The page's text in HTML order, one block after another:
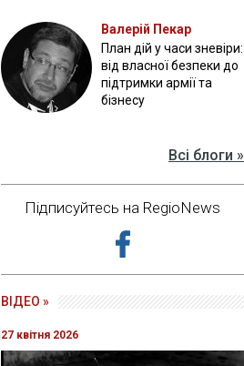
Валерій Пекар
План дій у часи зневіри:
від власної безпеки до
підтримки армії та
бізнесу
Всі блоги »
Підписуйтесь на RegioNews
ВІДЕО »
27 квітня 2026